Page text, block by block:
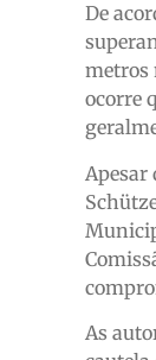
De
metros
ocorre
Apesar
As